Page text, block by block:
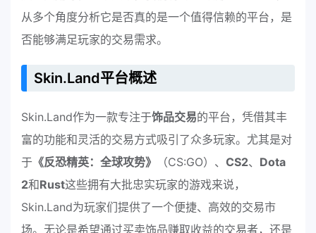
从多个角度分析它是否真的是一个值得信赖的平台，是
否能够满足玩家的交易需求。
Skin.Land平台概述
Skin.Land作为一款专注于饰品交易的平台，凭借其丰
富的功能和灵活的交易方式吸引了众多玩家。尤其是对
于 《反恐精英：全球攻势》 （CS:GO）、 CS2、 Dota
2和Rust这些拥有大批忠实玩家的游戏来说，
Skin.Land为玩家们提供了一个便捷、高效的交易市
场。无论是希望通过买卖饰品赚取收益的交易者，还是